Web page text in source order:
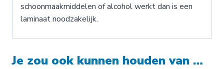
schoonmaakmiddelen of alcohol werkt dan is een
laminaat noodzakelijk.
Je zou ook kunnen houden van …